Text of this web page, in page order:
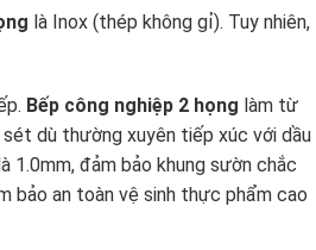
là Inox (thép không gỉ). Tuy nhiên,
Bếp công nghiệp 2 họng làm từ
dù thường xuyên tiếp xúc với dầu
1.0mm, đảm bảo khung sườn chắc
bảo an toàn vệ sinh thực phẩm cao